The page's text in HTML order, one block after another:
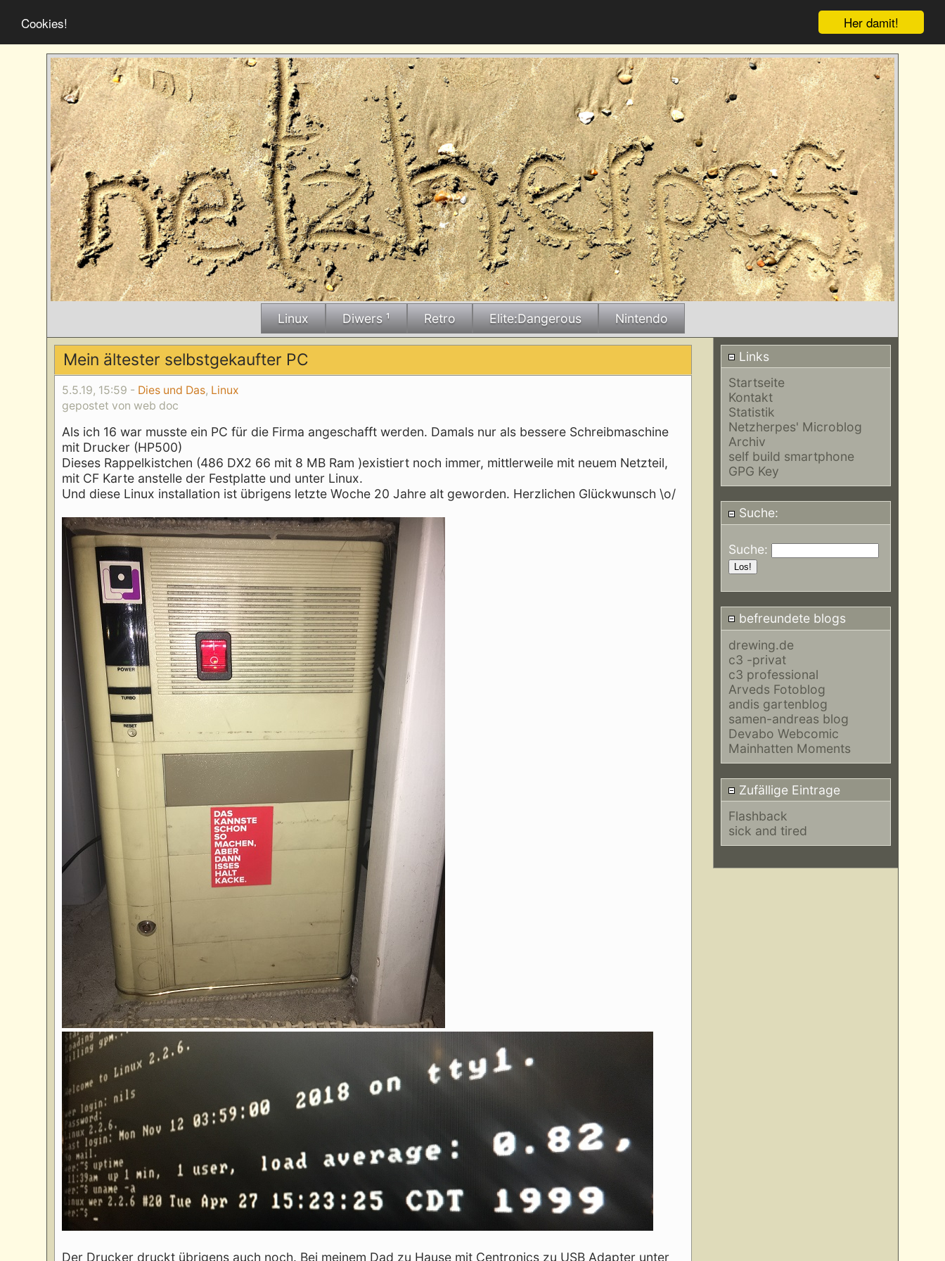
Her damit!
Cookies!
Linux Diwers ¹ Retro Elite:Dangerous Nintendo
Links
Startseite
Kontakt
Statistik
Netzherpes' Microblog
Archiv
self build smartphone
GPG Key
Suche:
Suche:
befreundete blogs
drewing.de
c3 -privat
c3 professional
Arveds Fotoblog
andis gartenblog
samen-andreas blog
Devabo Webcomic
Mainhatten Moments
Zufällige Eintrage
Flashback
sick and tired
Mein ältester selbstgekaufter PC
5.5.19, 15:59 - Dies und Das, Linux
gepostet von web doc
Als ich 16 war musste ein PC für die Firma angeschafft werden. Damals nur als bessere Schreibmaschine
mit Drucker (HP500)
Dieses Rappelkistchen (486 DX2 66 mit 8 MB Ram )existiert noch immer, mittlerweile mit neuem Netzteil,
mit CF Karte anstelle der Festplatte und unter Linux.
Und diese Linux installation ist übrigens letzte Woche 20 Jahre alt geworden. Herzlichen Glückwunsch \o/
Der Drucker druckt übrigens auch noch. Bei meinem Dad zu Hause mit Centronics zu USB Adapter unter